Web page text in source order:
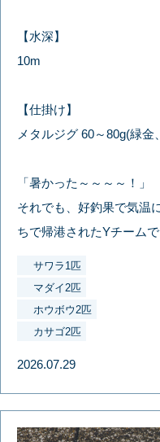
【水深】
10m
【仕掛け】
メタルジグ 60～80g(緑金
「暑かった～～～～！」
それでも、好釣果で気温
ちで帰港されたYチーム
サワラ1匹
マダイ2匹
ホウボウ2匹
カサゴ2匹
2026.07.29